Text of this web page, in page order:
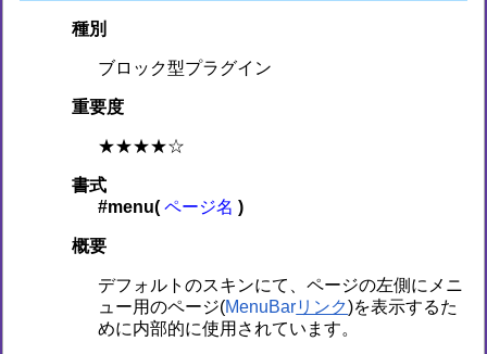
種別
ブロック型プラグイン
重要度
★★★★☆
書式
#menu( ページ名 )
概要
デフォルトのスキンにて、ページの左側にメニ
ュー用のページ(MenuBar
)を表示するた
めに内部的に使用されています。